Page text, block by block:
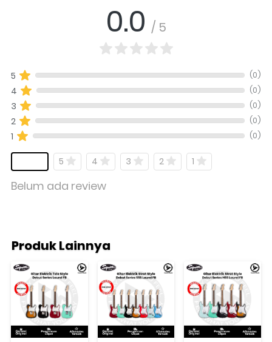
0.0 / 5
5 (0)
4 (0)
3 (0)
2 (0)
1 (0)
5 4 3 2 1
Belum ada review
Produk Lainnya